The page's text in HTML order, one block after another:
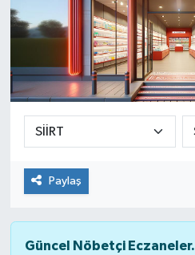
Paylaş
Güncel Nöbetçi Eczaneler.